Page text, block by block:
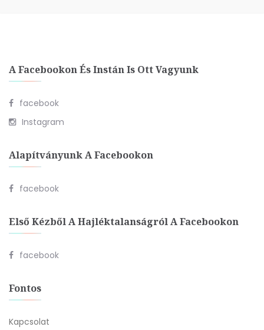
A Facebookon És Instán Is Ott Vagyunk
facebook
Instagram
Alapítványunk A Facebookon
facebook
Első Kézből A Hajléktalanságról A Facebookon
facebook
Fontos
Kapcsolat